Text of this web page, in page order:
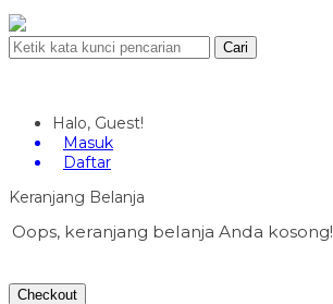
Cari
Halo, Guest!
Masuk
Daftar
Keranjang Belanja
Oops, keranjang belanja Anda kosong!
Checkout